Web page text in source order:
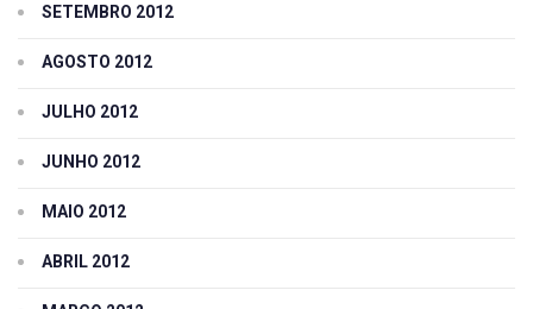
SETEMBRO 2012
AGOSTO 2012
JULHO 2012
JUNHO 2012
MAIO 2012
ABRIL 2012